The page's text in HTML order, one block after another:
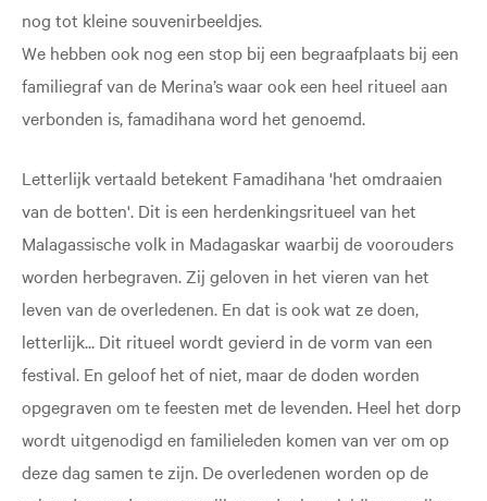
nog tot kleine souvenirbeeldjes.
We hebben ook nog een stop bij een begraafplaats bij een
familiegraf van de Merina’s waar ook een heel ritueel aan
verbonden is, famadihana word het genoemd.
Letterlijk vertaald betekent Famadihana 'het omdraaien
van de botten'. Dit is een herdenkingsritueel van het
Malagassische volk in Madagaskar waarbij de voorouders
worden herbegraven. Zij geloven in het vieren van het
leven van de overledenen. En dat is ook wat ze doen,
letterlijk... Dit ritueel wordt gevierd in de vorm van een
festival. En geloof het of niet, maar de doden worden
opgegraven om te feesten met de levenden. Heel het dorp
wordt uitgenodigd en familieleden komen van ver om op
deze dag samen te zijn. De overledenen worden op de